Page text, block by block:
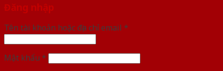
Đăng nhập
Tên tài khoản hoặc địa chỉ email *
Mật khẩu *